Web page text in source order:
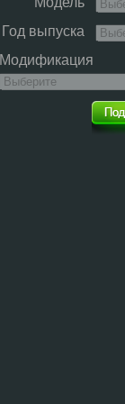
Год выпуска
Модификация